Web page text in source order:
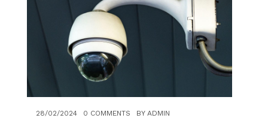
28/02/2024 0 COMMENTS BY ADMIN